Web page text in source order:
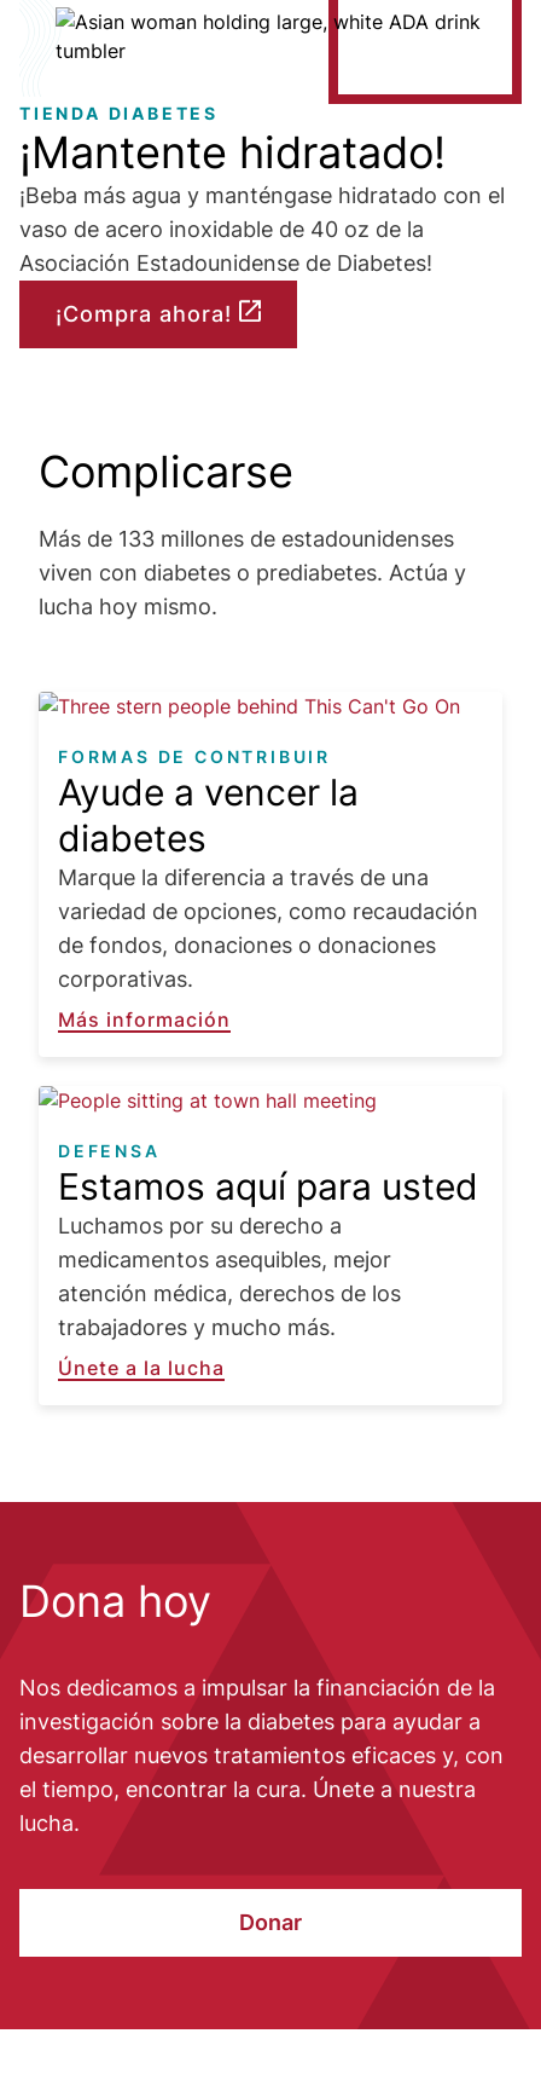
TIENDA DIABETES
¡Mantente hidratado!
¡Beba más agua y manténgase hidratado con el
vaso de acero inoxidable de 40 oz de la
Asociación Estadounidense de Diabetes!
¡Compra ahora!
Image
Complicarse
Más de 133 millones de estadounidenses
viven con diabetes o prediabetes. Actúa y
lucha hoy mismo.
Image
FORMAS DE CONTRIBUIR
Ayude a vencer la
diabetes
Marque la diferencia a través de una
variedad de opciones, como recaudación
de fondos, donaciones o donaciones
corporativas.
Más información
Image
DEFENSA
Estamos aquí para usted
Luchamos por su derecho a
medicamentos asequibles, mejor
atención médica, derechos de los
trabajadores y mucho más.
Únete a la lucha
Dona hoy
Nos dedicamos a impulsar la financiación de la
investigación sobre la diabetes para ayudar a
desarrollar nuevos tratamientos eficaces y, con
el tiempo, encontrar la cura. Únete a nuestra
lucha.
Donar